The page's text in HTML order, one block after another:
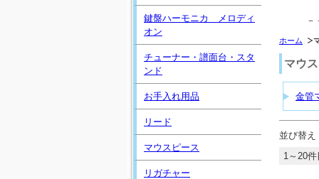
ホーム
マウ
金管
並び替え
1～20
鍵盤ハーモニカ メロディ
オン
チューナー・譜面台・スタ
ンド
お手入れ用品
リード
マウスピース
リガチャー